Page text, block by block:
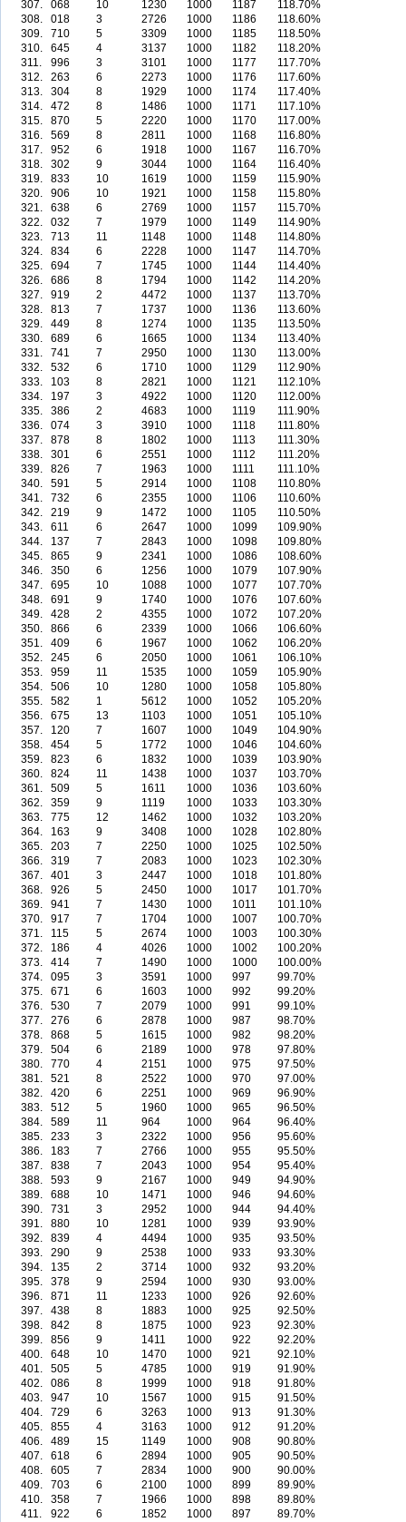
307.
068 10 1230 1000 1187
118.70%
308.
018 3 2726 1000 1186
118.60%
309.
710 5 3309 1000 1185
118.50%
310.
645 4 3137 1000 1182
118.20%
311.
996 3 3101 1000 1177
117.70%
312.
263 6 2273 1000 1176
117.60%
313.
304 8 1929 1000 1174
117.40%
314.
472 8 1486 1000 1171
117.10%
315.
870 5 2220 1000 1170
117.00%
316.
569 8 2811 1000 1168
116.80%
317.
952 6 1918 1000 1167
116.70%
318.
302 9 3044 1000 1164
116.40%
319.
833 10 1619 1000 1159
115.90%
320.
906 10 1921 1000 1158
115.80%
321.
638 6 2769 1000 1157
115.70%
322.
032 7 1979 1000 1149
114.90%
323.
713 11 1148 1000 1148
114.80%
324.
834 6 2228 1000 1147
114.70%
325.
694 7 1745 1000 1144
114.40%
326.
686 8 1794 1000 1142
114.20%
327.
919 2 4472 1000 1137
113.70%
328.
813 7 1737 1000 1136
113.60%
329.
449 8 1274 1000 1135
113.50%
330.
689 6 1665 1000 1134
113.40%
331.
741 7 2950 1000 1130
113.00%
332.
532 6 1710 1000 1129
112.90%
333.
103 8 2821 1000 1121
112.10%
334.
197 3 4922 1000 1120
112.00%
335.
386 2 4683 1000 1119
111.90%
336.
074 3 3910 1000 1118
111.80%
337.
878 8 1802 1000 1113
111.30%
338.
301 6 2551 1000 1112
111.20%
339.
826 7 1963 1000 1111
111.10%
340.
591 5 2914 1000 1108
110.80%
341.
732 6 2355 1000 1106
110.60%
342.
219 9 1472 1000 1105
110.50%
343.
611 6 2647 1000 1099
109.90%
344.
137 7 2843 1000 1098
109.80%
345.
865 9 2341 1000 1086
108.60%
346.
350 6 1256 1000 1079
107.90%
347.
695 10 1088 1000 1077
107.70%
348.
691 9 1740 1000 1076
107.60%
349.
428 2 4355 1000 1072
107.20%
350.
866 6 2339 1000 1066
106.60%
351.
409 6 1967 1000 1062
106.20%
352.
245 6 2050 1000 1061
106.10%
353.
959 11 1535 1000 1059
105.90%
354.
506 10 1280 1000 1058
105.80%
355.
582 1 5612 1000 1052
105.20%
356.
675 13 1103 1000 1051
105.10%
357.
120 7 1607 1000 1049
104.90%
358.
454 5 1772 1000 1046
104.60%
359.
823 6 1832 1000 1039
103.90%
360.
824 11 1438 1000 1037
103.70%
361.
509 5 1611 1000 1036
103.60%
362.
359 9 1119 1000 1033
103.30%
363.
775 12 1462 1000 1032
103.20%
364.
163 9 3408 1000 1028
102.80%
365.
203 7 2250 1000 1025
102.50%
366.
319 7 2083 1000 1023
102.30%
367.
401 3 2447 1000 1018
101.80%
368.
926 5 2450 1000 1017
101.70%
369.
941 7 1430 1000 1011
101.10%
370.
917 7 1704 1000 1007
100.70%
371.
115 5 2674 1000 1003
100.30%
372.
186 4 4026 1000 1002
100.20%
373.
414 7 1490 1000 1000
100.00%
374.
095 3 3591 1000 997
99.70%
375.
671 6 1603 1000 992
99.20%
376.
530 7 2079 1000 991
99.10%
377.
276 6 2878 1000 987
98.70%
378.
868 5 1615 1000 982
98.20%
379.
504 6 2189 1000 978
97.80%
380.
770 4 2151 1000 975
97.50%
381.
521 8 2522 1000 970
97.00%
382.
420 6 2251 1000 969
96.90%
383.
512 5 1960 1000 965
96.50%
384.
589 11 964 1000 964
96.40%
385.
233 3 2322 1000 956
95.60%
386.
183 7 2766 1000 955
95.50%
387.
838 7 2043 1000 954
95.40%
388.
593 9 2167 1000 949
94.90%
389.
688 10 1471 1000 946
94.60%
390.
731 3 2952 1000 944
94.40%
391.
880 10 1281 1000 939
93.90%
392.
839 4 4494 1000 935
93.50%
393.
290 9 2538 1000 933
93.30%
394.
135 2 3714 1000 932
93.20%
395.
378 9 2594 1000 930
93.00%
396.
871 11 1233 1000 926
92.60%
397.
438 8 1883 1000 925
92.50%
398.
842 8 1875 1000 923
92.30%
399.
856 9 1411 1000 922
92.20%
400.
648 10 1470 1000 921
92.10%
401.
505 5 4785 1000 919
91.90%
402.
086 8 1999 1000 918
91.80%
403.
947 10 1567 1000 915
91.50%
404.
729 6 3263 1000 913
91.30%
405.
855 4 3163 1000 912
91.20%
406.
489 15 1149 1000 908
90.80%
407.
618 6 2894 1000 905
90.50%
408.
605 7 2834 1000 900
90.00%
409.
703 6 2100 1000 899
89.90%
410.
358 7 1966 1000 898
89.80%
411.
922 6 1852 1000 897 89.70%